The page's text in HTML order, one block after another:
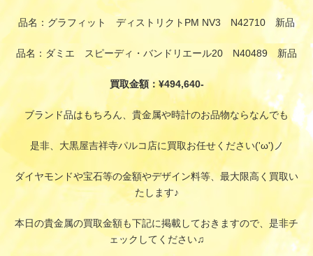
品名：グラフィット ディストリクトPM NV3 N42710 新品
品名：ダミエ スピーディ・バンドリエール20 N40489 新品
買取金額：¥494,640-
ブランド品はもちろん、貴金属や時計のお品物ならなんでも
是非、大黒屋吉祥寺パルコ店に買取お任せください('ω')ノ
ダイヤモンドや宝石等の金額やデザイン料等、最大限高く買取い
たします♪
本日の貴金属の買取金額も下記に掲載しておきますので、是非チ
ェックしてください♫